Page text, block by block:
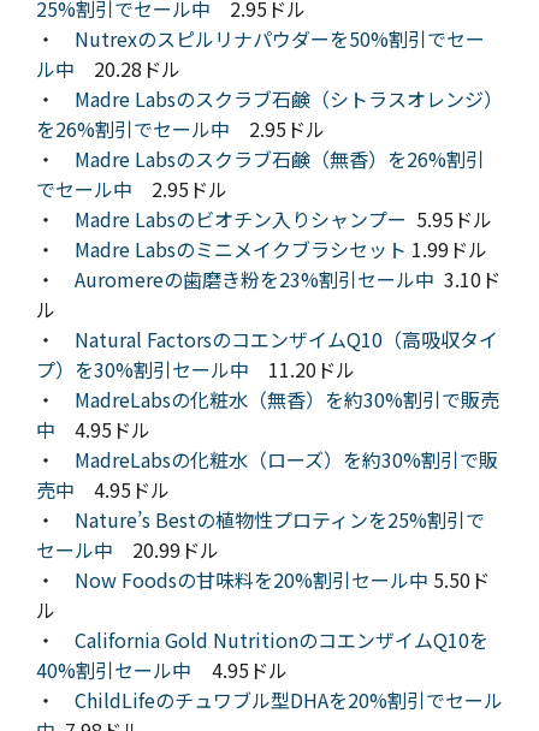
25%割引でセール中 2.95ドル
・ Nutrexのスピルリナパウダーを50%割引でセー
ル中 20.28ドル
・ Madre Labsのスクラブ石鹸（シトラスオレンジ）
を26%割引でセール中 2.95ドル
・ Madre Labsのスクラブ石鹸（無香）を26%割引
でセール中 2.95ドル
・ Madre Labsのビオチン入りシャンプー 5.95ドル
・ Madre Labsのミニメイクブラシセット 1.99ドル
・ Auromereの歯磨き粉を23%割引セール中 3.10ド
ル
・ Natural FactorsのコエンザイムQ10（高吸収タイ
プ）を30%割引セール中 11.20ドル
・ MadreLabsの化粧水（無香）を約30%割引で販売
中 4.95ドル
・ MadreLabsの化粧水（ローズ）を約30%割引で販
売中 4.95ドル
・ Nature’s Bestの植物性プロティンを25%割引で
セール中 20.99ドル
・ Now Foodsの甘味料を20%割引セール中 5.50ド
ル
・ California Gold NutritionのコエンザイムQ10を
40%割引セール中
4.95ドル
・ ChildLifeのチュワブル型DHAを20%割引でセール